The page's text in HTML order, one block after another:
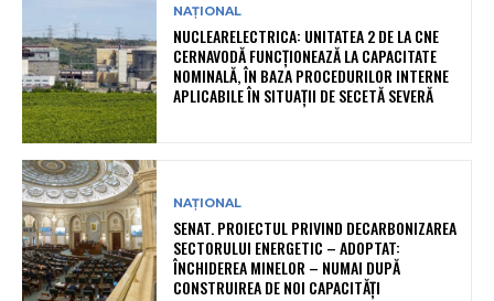
NAȚIONAL
NUCLEARELECTRICA: UNITATEA 2 DE LA CNE
CERNAVODĂ FUNCȚIONEAZĂ LA CAPACITATE
NOMINALĂ, ÎN BAZA PROCEDURILOR INTERNE
APLICABILE ÎN SITUAȚII DE SECETĂ SEVERĂ
NAȚIONAL
SENAT. PROIECTUL PRIVIND DECARBONIZAREA
SECTORULUI ENERGETIC – ADOPTAT:
ÎNCHIDEREA MINELOR – NUMAI DUPĂ
CONSTRUIREA DE NOI CAPACITĂȚI